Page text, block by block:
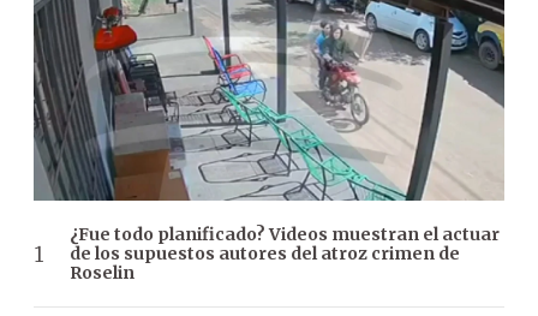
¿Fue todo planificado? Videos muestran el actuar
de los supuestos autores del atroz crimen de
Roselin